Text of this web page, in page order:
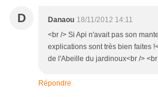
D Danaou 18/11/2012 14:11
<br /> Si Api n'avait pas son
explications sont très bien faites
de l'Abeille du jardinoux<br />
Répondre